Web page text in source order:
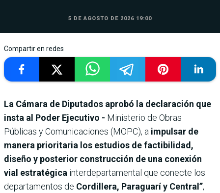
5 DE AGOSTO DE 2026 19:00
Compartir en redes
La Cámara de Diputados aprobó la declaración que
insta al Poder Ejecutivo - Ministerio de Obras
Públicas y Comunicaciones (MOPC), a impulsar de
manera prioritaria los estudios de factibilidad,
diseño y posterior construcción de una conexión
vial estratégica interdepartamental que conecte los
departamentos de Cordillera, Paraguarí y Central”,